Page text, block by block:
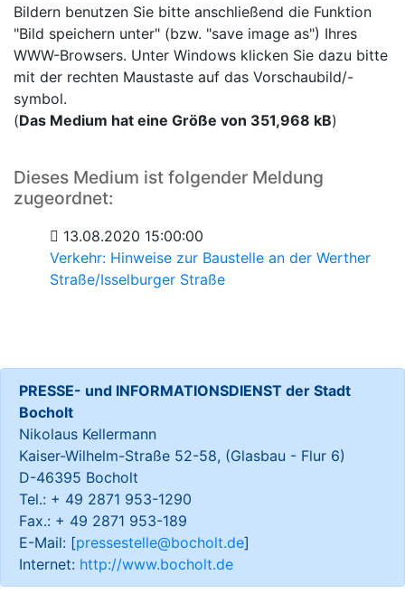
Bildern benutzen Sie bitte anschließend die Funktion
"Bild speichern unter" (bzw. "save image as") Ihres
WWW-Browsers. Unter Windows klicken Sie dazu bitte
mit der rechten Maustaste auf das Vorschaubild/-
symbol.
(Das Medium hat eine Größe von 351,968 kB)
Dieses Medium ist folgender Meldung
zugeordnet:
13.08.2020 15:00:00
Verkehr: Hinweise zur Baustelle an der Werther
Straße/Isselburger Straße
PRESSE- und INFORMATIONSDIENST der Stadt
Bocholt
Nikolaus Kellermann
Kaiser-Wilhelm-Straße 52-58, (Glasbau - Flur 6)
D-46395 Bocholt
Tel.: + 49 2871 953-1290
Fax.: + 49 2871 953-189
E-Mail: [pressestelle@bocholt.de]
Internet: http://www.bocholt.de